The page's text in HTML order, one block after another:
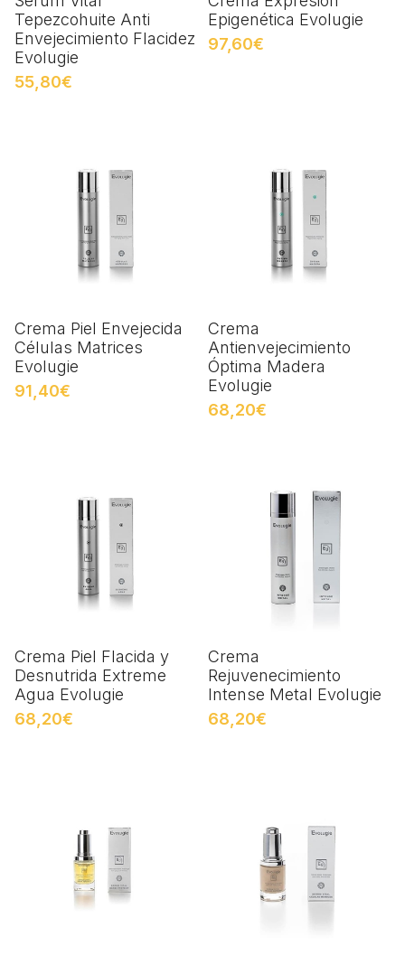
Tepezcohuite Anti
Envejecimiento Flacidez
Evolugie
55,80€
Epigenética Evolugie
97,60€
Crema Piel Envejecida
Células Matrices
Evolugie
91,40€
Crema
Antienvejecimiento
Óptima Madera
Evolugie
68,20€
Crema Piel Flacida y
Desnutrida Extreme
Agua Evolugie
68,20€
Crema
Rejuvenecimiento
Intense Metal Evolugie
68,20€